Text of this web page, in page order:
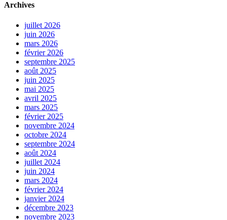
Archives
juillet 2026
juin 2026
mars 2026
février 2026
septembre 2025
août 2025
juin 2025
mai 2025
avril 2025
mars 2025
février 2025
novembre 2024
octobre 2024
septembre 2024
août 2024
juillet 2024
juin 2024
mars 2024
février 2024
janvier 2024
décembre 2023
novembre 2023